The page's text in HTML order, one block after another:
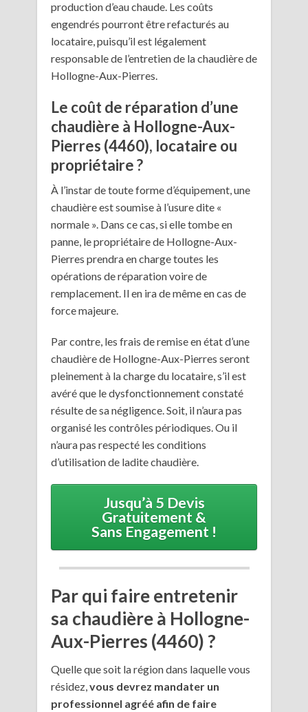
production d’eau chaude. Les coûts
engendrés pourront être refacturés au
locataire, puisqu’il est légalement
responsable de l’entretien de la chaudière de
Hollogne-Aux-Pierres.
Le coût de réparation d’une
chaudière à Hollogne-Aux-
Pierres (4460), locataire ou
propriétaire ?
À l’instar de toute forme d’équipement, une
chaudière est soumise à l’usure dite «
normale ». Dans ce cas, si elle tombe en
panne, le propriétaire de Hollogne-Aux-
Pierres prendra en charge toutes les
opérations de réparation voire de
remplacement. Il en ira de même en cas de
force majeure.
Par contre, les frais de remise en état d’une
chaudière de Hollogne-Aux-Pierres seront
pleinement à la charge du locataire, s’il est
avéré que le dysfonctionnement constaté
résulte de sa négligence. Soit, il n’aura pas
organisé les contrôles périodiques. Ou il
n’aura pas respecté les conditions
d’utilisation de ladite chaudière.
Jusqu’à 5 Devis
Gratuitement &
Sans Engagement !
Par qui faire entretenir
sa chaudière à Hollogne-
Aux-Pierres (4460) ?
Quelle que soit la région dans laquelle vous
résidez,vous devrez mandater un
professionnel agréé afin de faire